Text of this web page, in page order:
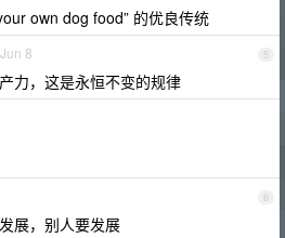
own dog food” 的优良传统
5
Jun 8
力，这是永恒不变的规律
6
展，别人要发展